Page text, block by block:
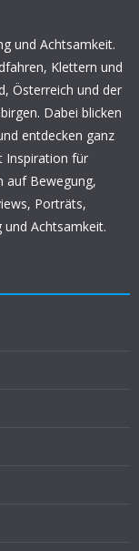
und Achtsamkeit.
Klettern und
Österreich und der
Dabei blicken
entdecken ganz
Inspiration für
auf Bewegung,
Porträts,
und Achtsamkeit.